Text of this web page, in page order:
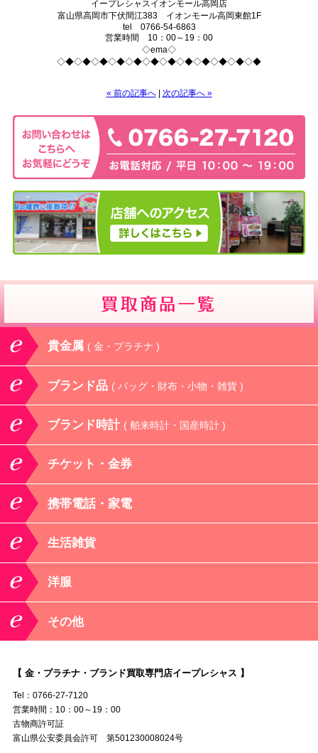
イープレシャスイオンモール高岡店
富山県高岡市下伏間江383 イオンモール高岡東館1F
tel 0766-54-6863
営業時間 10：00～19：00
◇ema◇
◇◆◇◆◇◆◇◆◇◆◇◆◇◆◇◆◇◆◇◆◇◆◇◆
« 前の記事へ| 次の記事へ »
貴金属 ( 金・プラチナ )
ブランド品 ( バッグ・財布・小物・雑貨 )
ブランド時計 ( 舶来時計・国産時計 )
チケット・金券
携帯電話・家電
生活雑貨
洋服
その他
【 金・プラチナ・ブランド買取専門店イープレシャス 】
Tel：0766-27-7120
営業時間：10：00～19：00
古物商許可証
富山県公安委員会許可 第501230008024号